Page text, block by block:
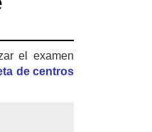
el examen
de centros